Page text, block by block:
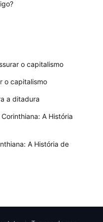
o capitalismo
o capitalismo
a ditadura
A História
A História de